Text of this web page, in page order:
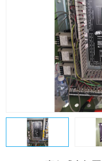
美国寿力空压机零部件
英格索兰COOPER离心
微电脑控制器
复盛离心机零件
空气过滤器
冷却器